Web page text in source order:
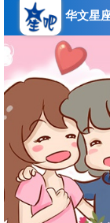
华文星